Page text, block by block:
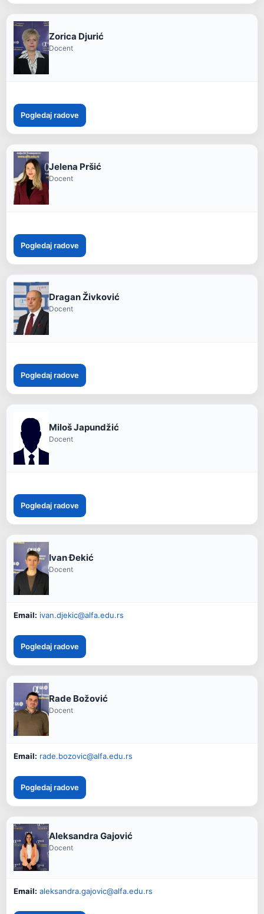
Zorica Djurić
Docent
Pogledaj radove
Jelena Pršić
Docent
Pogledaj radove
Dragan Živković
Docent
Pogledaj radove
Miloš Japundžić
Docent
Pogledaj radove
Ivan Đekić
Docent
Email: ivan.djekic@alfa.edu.rs
Pogledaj radove
Rade Božović
Docent
Email: rade.bozovic@alfa.edu.rs
Pogledaj radove
Aleksandra Gajović
Docent
Email: aleksandra.gajovic@alfa.edu.rs